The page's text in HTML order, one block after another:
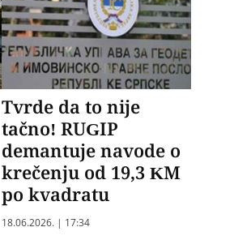
Tvrde da to nije
tačno! RUGIP
demantuje navode o
krečenju od 19,3 KM
po kvadratu
18.06.2026. | 17:34